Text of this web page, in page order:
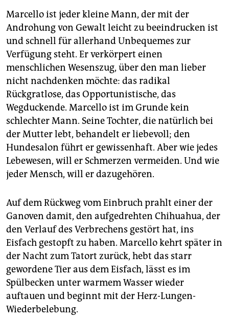
Marcello ist jeder kleine Mann, der mit der
Androhung von Gewalt leicht zu beeindrucken ist
und schnell für allerhand Unbequemes zur
Verfügung steht. Er verkörpert einen
menschlichen Wesenszug, über den man lieber
nicht nachdenken möchte: das radikal
Rückgratlose, das Opportunistische, das
Wegduckende. Marcello ist im Grunde kein
schlechter Mann. Seine Tochter, die natürlich bei
der Mutter lebt, behandelt er liebevoll; den
Hundesalon führt er gewissenhaft. Aber wie jedes
Lebewesen, will er Schmerzen vermeiden. Und wie
jeder Mensch, will er dazugehören.
Auf dem Rückweg vom Einbruch prahlt einer der
Ganoven damit, den aufgedrehten Chihuahua, der
den Verlauf des Verbrechens gestört hat, ins
Eisfach gestopft zu haben. Marcello kehrt später in
der Nacht zum Tatort zurück, hebt das starr
gewordene Tier aus dem Eisfach, lässt es im
Spülbecken unter warmem Wasser wieder
auftauen und beginnt mit der Herz-Lungen-
Wiederbelebung.